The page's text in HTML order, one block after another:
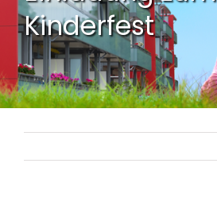
Kinderfest